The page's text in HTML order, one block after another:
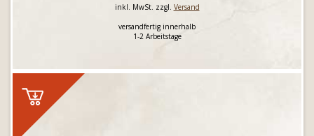
inkl. MwSt. zzgl. Versand
versandfertig innerhalb
1-2 Arbeitstage